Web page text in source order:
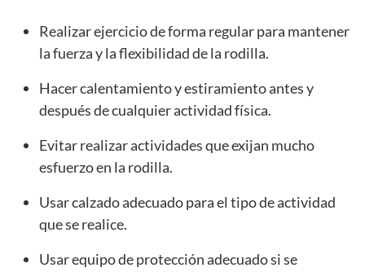
Realizar ejercicio de forma regular para mantener
la fuerza y la flexibilidad de la rodilla.
Hacer calentamiento y estiramiento antes y
después de cualquier actividad física.
Evitar realizar actividades que exijan mucho
esfuerzo en la rodilla.
Usar calzado adecuado para el tipo de actividad
que se realice.
Usar equipo de protección adecuado si se